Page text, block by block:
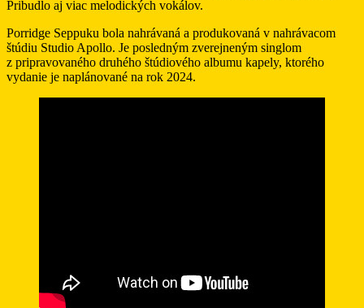
Pribudlo aj viac melodických vokálov.
Porridge Seppuku bola nahrávaná a produkovaná v nahrávacom
štúdiu Studio Apollo. Je posledným zverejneným singlom
z pripravovaného druhého štúdiového albumu kapely, ktorého
vydanie je naplánované na rok 2024.